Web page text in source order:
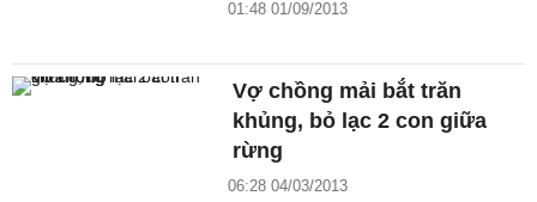
01:48 01/09/2013
Vợ chồng mải bắt trăn
khủng, bỏ lạc 2 con giữa
rừng
06:28 04/03/2013